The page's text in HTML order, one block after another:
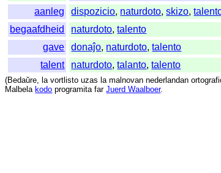
aanleg
dispozicio, naturdoto,skizo,
begaafdheid
naturdoto,talento
gave
donaĵo, naturdoto,talento
talent
naturdoto,talanto,talento
(Bedaŭre, la vortlisto uzas la malnovan nederlandan
Malbela kodo programita far Juerd Waalboer.